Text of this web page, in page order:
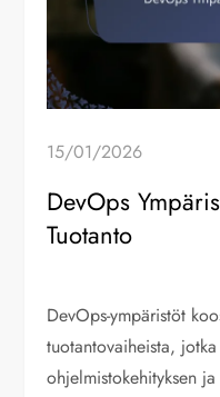
15/01/2026
DevOps
Tuotanto
DevOps-ympäristöt
tuotantovaiheista,
ohjelmistokehityksen